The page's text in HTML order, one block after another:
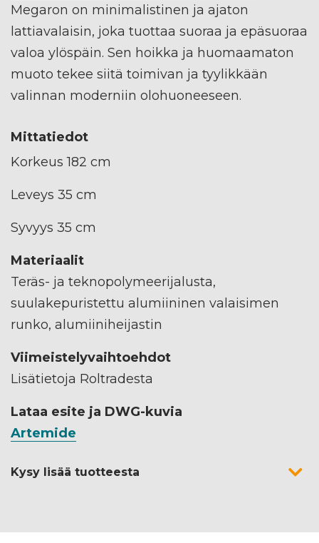
Megaron on minimalistinen ja ajaton
lattiavalaisin, joka tuottaa suoraa ja epäsuoraa
valoa ylöspäin. Sen hoikka ja huomaamaton
muoto tekee siitä toimivan ja tyylikkään
valinnan moderniin olohuoneeseen.
Mittatiedot
Korkeus 182 cm
Leveys 35 cm
Syvyys 35 cm
Materiaalit
Teräs- ja teknopolymeerijalusta,
suulakepuristettu alumiininen valaisimen
runko, alumiiniheijastin
Viimeistelyvaihtoehdot
Lisätietoja Roltradesta
Lataa esite ja DWG-kuvia
Artemide
Kysy lisää tuotteesta